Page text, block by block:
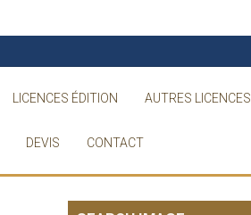
LICENCES ÉDITION AUTRES LICENCES
DEVIS CONTACT